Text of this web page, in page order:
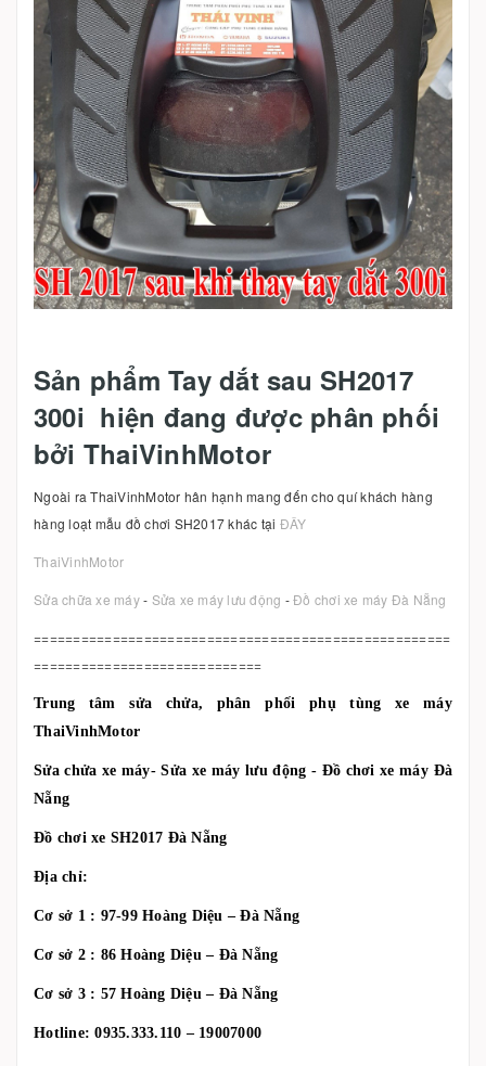
Sản phẩm Tay dắt sau SH2017
300i hiện đang được phân phối
bởi ThaiVinhMotor
Ngoài ra ThaiVinhMotor hân hạnh mang đến cho quí khách hàng
hàng loạt mẫu đồ chơi SH2017 khác tại ĐÂY
ThaiVinhMotor
Sửa chữa xe máy- Sửa xe máy lưu động -Đồ chơi xe máy Đà Nẵng
=====================================================
=============================
Trung tâm sửa chửa, phân phối phụ tùng xe máy
ThaiVinhMotor
Sửa chửa xe máy- Sửa xe máy lưu động - Đồ chơi xe máy Đà
Nẵng
Đồ chơi xe SH2017 Đà Nẵng
Địa chỉ:
Cơ sở 1 : 97-99 Hoàng Diệu – Đà Nẵng
Cơ sở 2 : 86 Hoàng Diệu – Đà Nẵng
Cơ sở 3 : 57 Hoàng Diệu – Đà Nẵng
Hotline: 0935.333.110 – 19007000